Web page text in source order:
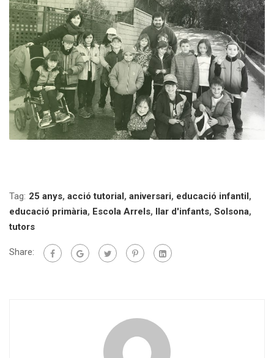
Tag: 25 anys, acció tutorial, aniversari, educació infantil,
educació primària, Escola Arrels, llar d'infants, Solsona,
tutors
Share: